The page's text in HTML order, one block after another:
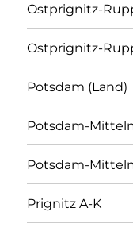
Ostprignitz-
Ostprignitz-
Potsdam (Land)
Potsdam-
Potsdam-
Prignitz A-K